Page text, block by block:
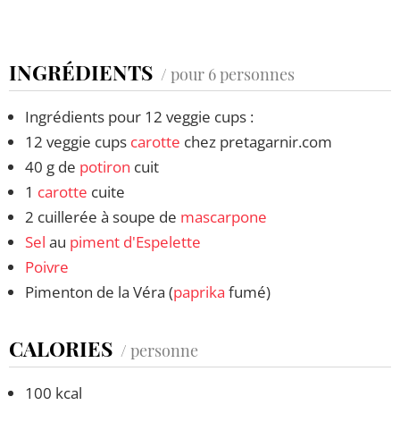
INGRÉDIENTS / pour 6 personnes
Ingrédients pour 12 veggie cups :
12 veggie cups carotte chez pretagarnir.com
40 g de potiron cuit
1 carotte cuite
2 cuillerée à soupe de mascarpone
Sel au piment d'Espelette
Poivre
Pimenton de la Véra (paprika fumé)
CALORIES / personne
100 kcal